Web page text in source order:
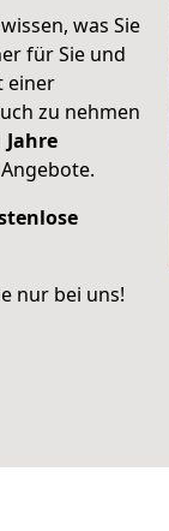
was Sie
für Sie und
einer
zu nehmen
Jahre
nur bei uns!